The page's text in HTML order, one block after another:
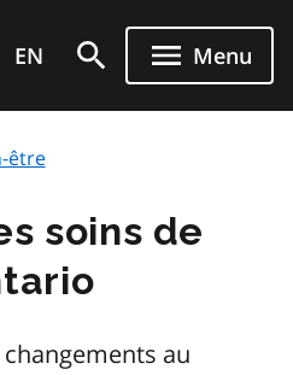
EN Menu
être
soins de
au